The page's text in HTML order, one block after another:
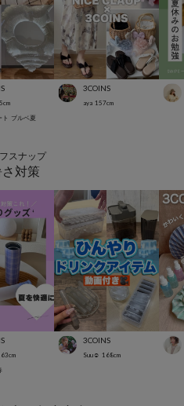
cm
ト
ブルベ夏
3COINS
aya 157cm
スナップ
さ対策
cm
3COINS
Suu☺︎ 168cm